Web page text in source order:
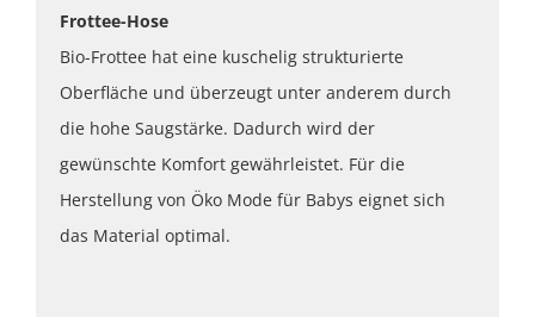
Frottee-Hose
Bio-Frottee hat eine kuschelig strukturierte
Oberfläche und überzeugt unter anderem durch
die hohe Saugstärke. Dadurch wird der
gewünschte Komfort gewährleistet. Für die
Herstellung von Öko Mode für Babys eignet sich
das Material optimal.